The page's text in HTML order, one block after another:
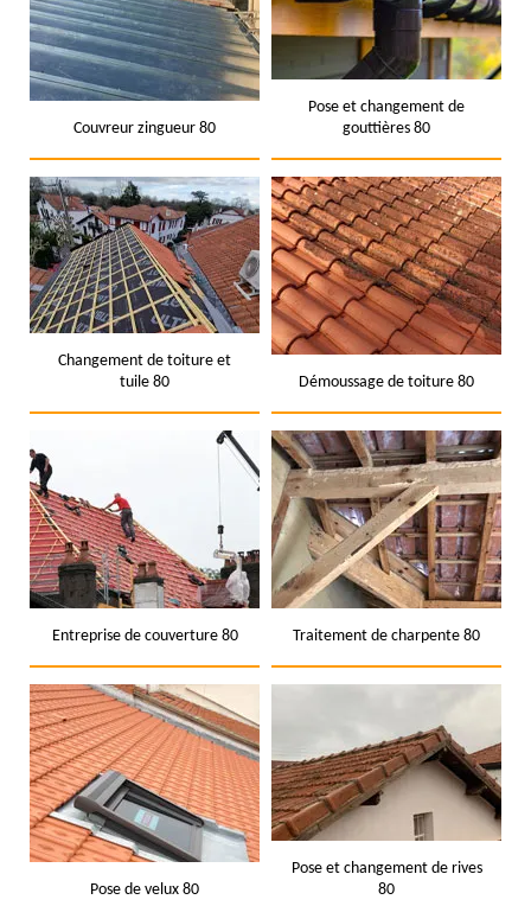
Couvreur zingueur 80
Pose et changement de
gouttières 80
Changement de toiture et
tuile 80
Démoussage de toiture 80
Entreprise de couverture 80 Traitement de charpente 80
Pose de velux 80
Pose et changement de rives
80